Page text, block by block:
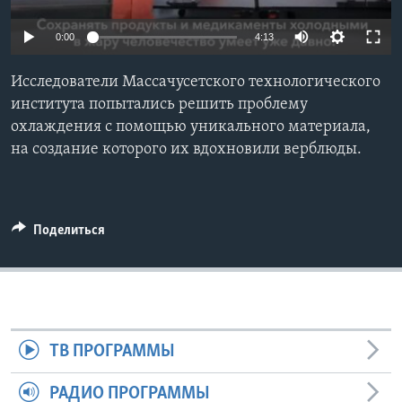
Learning English
СОЦИАЛЬНЫЕ СЕТИ
0:00 4:13
Исследователи Массачусетского технологического
института попытались решить проблему
охлаждения с помощью уникального материала,
на создание которого их вдохновили верблюды.
Поделиться
ТВ ПРОГРАММЫ
РАДИО ПРОГРАММЫ